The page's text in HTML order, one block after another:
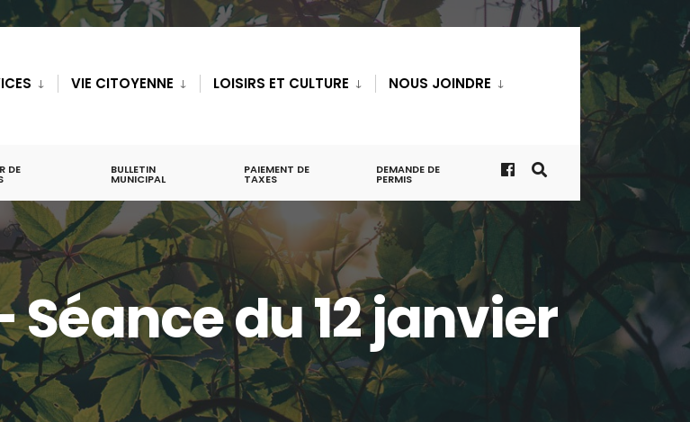
VIE CITOYENNE LOISIRS ET CULTURE NOUS JOINDRE
DE BULLETIN
MUNICIPAL
PAIEMENT DE
TAXES
DEMANDE DE
PERMIS
du 12 janvier